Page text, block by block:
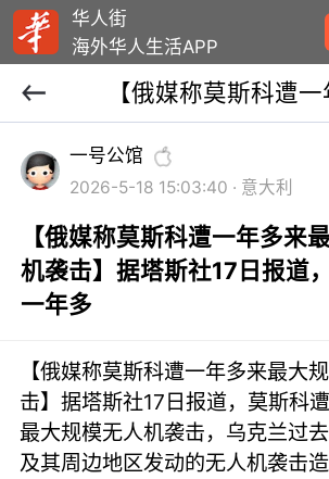
华人街
海外华人生活APP
一号公馆
2026-5-18 15:03:40 · 意大利
【俄媒称莫斯科遭一年多来
机袭击】据塔斯社17日报道
一年多
【俄媒称莫斯科遭一年多来最大
击】据塔斯社17日报道，莫斯科
最大规模无人机袭击，乌克兰过
及其周边地区发动的无人机袭击